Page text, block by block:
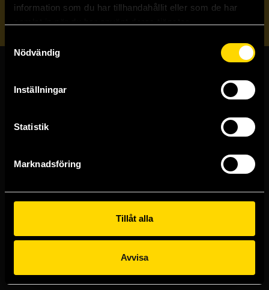
information som du har tillhandahållit eller som de har
Nödvändig
Inställningar
Statistik
Marknadsföring
Tillåt alla
Avvisa
Skicka
Butiker & kundtjänst
Västerlånggatan 48
Göteborgsbutiken
Kungsgatan 19
Malmöbutiken
582 19 Linköping